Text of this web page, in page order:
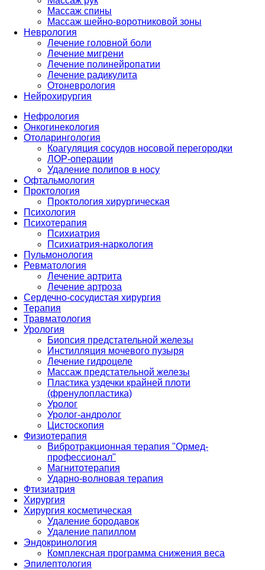
Массаж спины
Массаж шейно-воротниковой зоны
Неврология
Лечение головной боли
Лечение мигрени
Лечение полинейропатии
Лечение радикулита
Отоневрология
Нейрохирургия
Нефрология
Онкогинекология
Отоларингология
Коагуляция сосудов носовой перегородки
ЛОР-операции
Удаление полипов в носу
Офтальмология
Проктология
Проктология хирургическая
Психология
Психотерапия
Психиатрия
Психиатрия-наркология
Пульмонология
Ревматология
Лечение артрита
Лечение артроза
Сердечно-сосудистая хирургия
Терапия
Травматология
Урология
Биопсия предстательной железы
Инстилляция мочевого пузыря
Лечение гидроцеле
Массаж предстательной железы
Пластика уздечки крайней плоти
(френулопластика)
Уролог
Уролог-андролог
Цистоскопия
Физиотерапия
Вибротракционная терапия "Ормед-
профессионал"
Магнитотерапия
Ударно-волновая терапия
Фтизиатрия
Хирургия
Хирургия косметическая
Удаление бородавок
Удаление папиллом
Эндокринология
Комплексная программа снижения веса
Эпилептология